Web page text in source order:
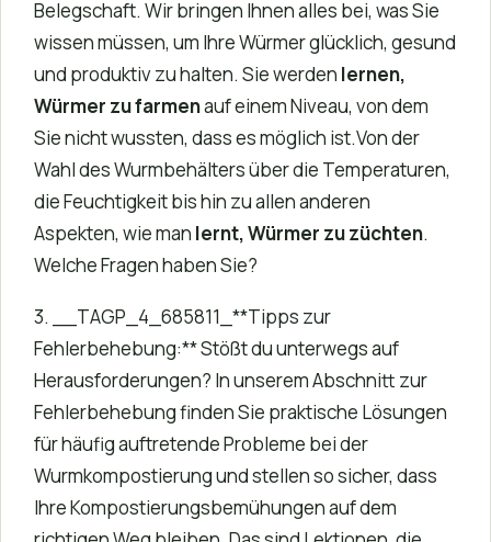
Belegschaft. Wir bringen Ihnen alles bei, was Sie
wissen müssen, um Ihre Würmer glücklich, gesund
und produktiv zu halten. Sie werden lernen,
Würmer zu farmenauf einem Niveau, von dem
Sie nicht wussten, dass es möglich ist.Von der
Wahl des Wurmbehälters über die Temperaturen,
die Feuchtigkeit bis hin zu allen anderen
Aspekten, wie man lernt, Würmer zu züchten.
Welche Fragen haben Sie?
3. __TAGP_4_685811_**Tipps zur
Fehlerbehebung:** Stößt du unterwegs auf
Herausforderungen? In unserem Abschnitt zur
Fehlerbehebung finden Sie praktische Lösungen
für häufig auftretende Probleme bei der
Wurmkompostierung und stellen so sicher, dass
Ihre Kompostierungsbemühungen auf dem